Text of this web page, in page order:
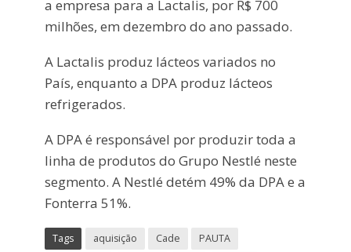
a empresa para a Lactalis, por R$ 700
milhões, em dezembro do ano passado.
A Lactalis produz lácteos variados no
País, enquanto a DPA produz lácteos
refrigerados.
A DPA é responsável por produzir toda a
linha de produtos do Grupo Nestlé neste
segmento. A Nestlé detém 49% da DPA e a
Fonterra 51%.
Tags aquisição Cade
PAUTA